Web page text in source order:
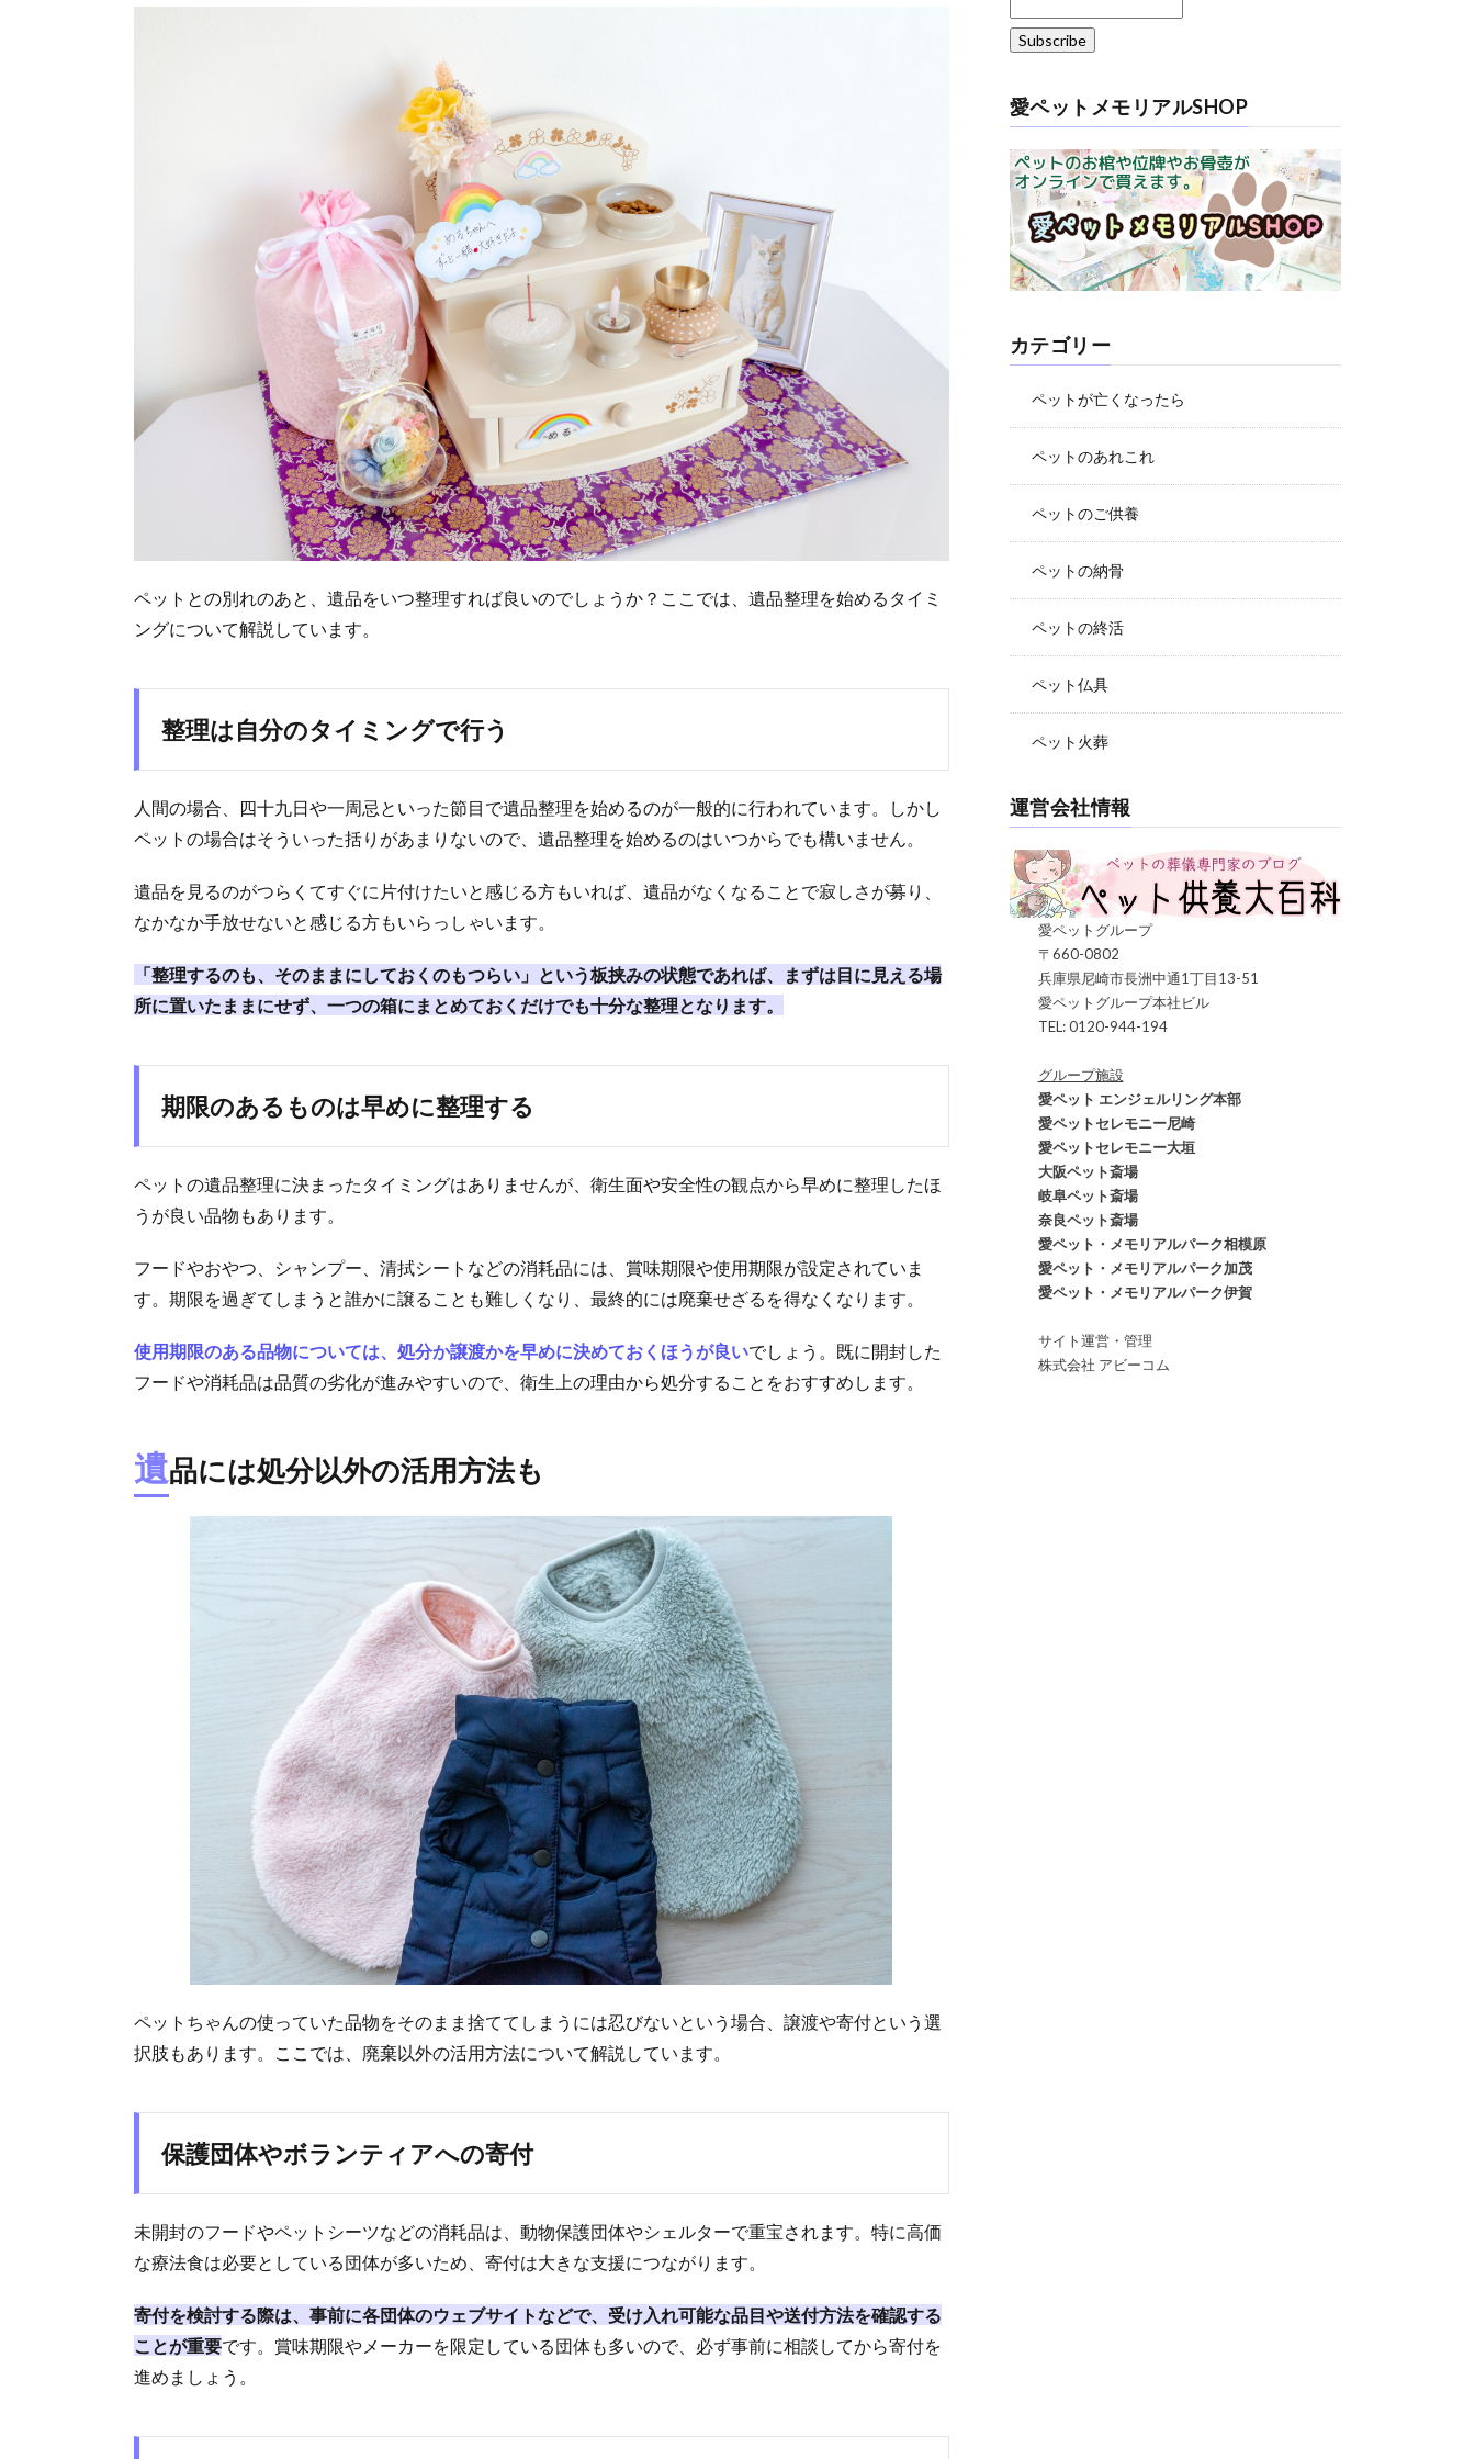
ペットとの別れのあと、遺品をいつ整理すれば良いのでしょうか？ここでは、遺品整理を始めるタイミ
ングについて解説しています。
整理は自分のタイミングで行う
人間の場合、四十九日や一周忌といった節目で遺品整理を始めるのが一般的に行われています。しかし
ペットの場合はそういった括りがあまりないので、遺品整理を始めるのはいつからでも構いません。
遺品を見るのがつらくてすぐに片付けたいと感じる方もいれば、遺品がなくなることで寂しさが募り、
なかなか手放せないと感じる方もいらっしゃいます。
「整理するのも、そのままにしておくのもつらい」という板挟みの状態であれば、まずは目に見える場
所に置いたままにせず、一つの箱にまとめておくだけでも十分な整理となります。
期限のあるものは早めに整理する
ペットの遺品整理に決まったタイミングはありませんが、衛生面や安全性の観点から早めに整理したほ
うが良い品物もあります。
フードやおやつ、シャンプー、清拭シートなどの消耗品には、賞味期限や使用期限が設定されていま
す。期限を過ぎてしまうと誰かに譲ることも難しくなり、最終的には廃棄せざるを得なくなります。
使用期限のある品物については、処分か譲渡かを早めに決めておくほうが良いでしょう。既に開封した
フードや消耗品は品質の劣化が進みやすいので、衛生上の理由から処分することをおすすめします。
遺品には処分以外の活用方法も
ペットちゃんの使っていた品物をそのまま捨ててしまうには忍びないという場合、譲渡や寄付という選
択肢もあります。ここでは、廃棄以外の活用方法について解説しています。
保護団体やボランティアへの寄付
未開封のフードやペットシーツなどの消耗品は、動物保護団体やシェルターで重宝されます。特に高価
な療法食は必要としている団体が多いため、寄付は大きな支援につながります。
寄付を検討する際は、事前に各団体のウェブサイトなどで、受け入れ可能な品目や送付方法を確認する
ことが重要です。賞味期限やメーカーを限定している団体も多いので、必ず事前に相談してから寄付を
進めましょう。
愛ペットメモリアルSHOP
カテゴリー
ペットが亡くなったら
ペットのあれこれ
ペットのご供養
ペットの納骨
ペットの終活
ペット仏具
ペット火葬
運営会社情報
愛ペットグループ
〒660-0802
兵庫県尼崎市長洲中通1丁目13-51
愛ペットグループ本社ビル
TEL: 0120-944-194
グループ施設
愛ペット エンジェルリング本部
愛ペットセレモニー尼崎
愛ペットセレモニー大垣
大阪ペット斎場
岐阜ペット斎場
奈良ペット斎場
愛ペット・メモリアルパーク相模原
愛ペット・メモリアルパーク加茂
愛ペット・メモリアルパーク伊賀
サイト運営・管理
株式会社 アビーコム